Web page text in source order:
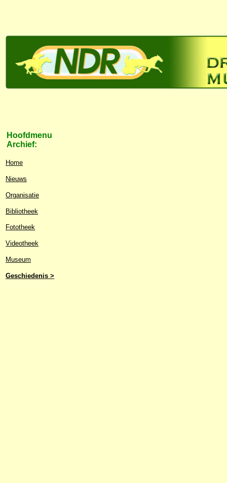
Hoofdmenu
Archief:
Home
Nieuws
Organisatie
Bibliotheek
Fototheek
Videotheek
Museum
Geschiedenis >